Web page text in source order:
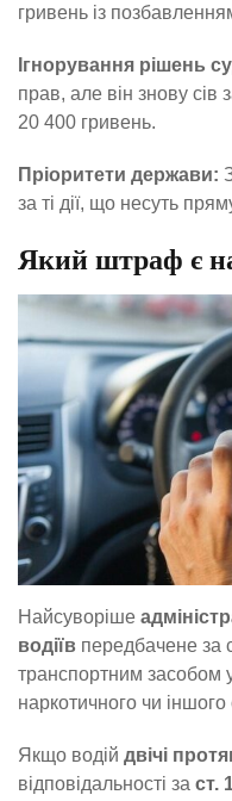
гривень із
Ігнорування рішень
прав, але він знову сів
20 400 гривень.
Пріоритети держави:
за ті дії, що несуть
Який штраф є
Найсуворіше
водіїв передбачене за
транспортним засобом
наркотичного чи іншого
Якщо водій двічі
відповідальності за ст.